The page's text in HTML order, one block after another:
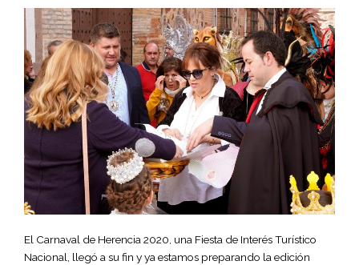
El Carnaval de Herencia 2020, una Fiesta de Interés Turístico
Nacional, llegó a su fin y ya estamos preparando la edición